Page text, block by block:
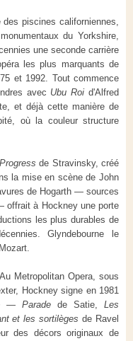
piscines californiennes,
du Yorkshire,
une seconde carrière
les plus marquants de
et 1992. Tout commence
avec Ubu Roi d'Alfred
et déjà cette manière de
où la couleur structure
de Stravinsky, créé
la mise en scène de John
de Hogarth — sources
offrait à Hockney une porte
les plus durables de
Glyndebourne le
Metropolitan Opera, sous
Hockney signe en 1981
—Parade de Satie,Les
et les sortilèges de Ravel
des décors originaux de